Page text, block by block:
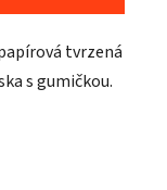
tvrzená
s gumičkou.